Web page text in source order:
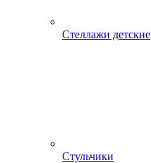
Стеллажи детские
Стульчики